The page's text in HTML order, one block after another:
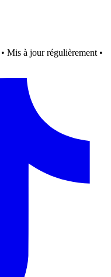
Mis à jour régulièrement •